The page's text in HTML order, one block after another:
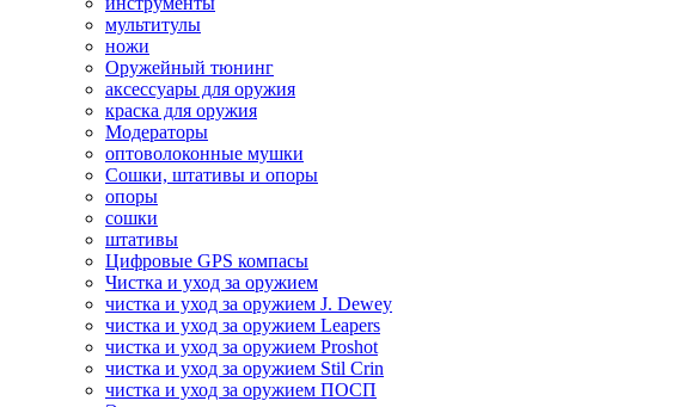
мультитулы
ножи
Оружейный тюнинг
аксессуары для оружия
краска для оружия
Модераторы
оптоволоконные мушки
Сошки, штативы и опоры
опоры
сошки
штативы
Цифровые GPS компасы
Чистка и уход за оружием
чистка и уход за оружием J. Dewey
чистка и уход за оружием Leapers
чистка и уход за оружием Proshot
чистка и уход за оружием Stil Crin
чистка и уход за оружием ПОСП